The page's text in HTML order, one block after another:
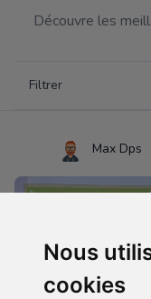
Nous
cookies
Découvre les
Filtrer
Max Dps